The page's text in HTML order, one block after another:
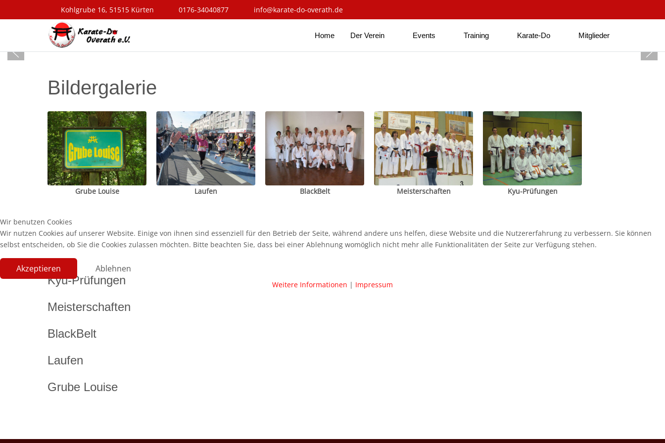
Kohlgrube 16, 51515 Kürten 0176-34040877 info@karate-do-overath.de
Home Der Verein Events Training Karate-Do Mitglieder
Bildergalerie
Grube Louise Laufen BlackBelt Meisterschaften Kyu-Prüfungen
Kyu-Prüfungen
Meisterschaften
BlackBelt
Laufen
Grube Louise
Wir benutzen Cookies
Wir nutzen Cookies auf unserer Website. Einige von ihnen sind essenziell für den Betrieb der Seite, während andere uns helfen, diese Website und die Nutzererfahrung zu verbessern. Sie können
selbst entscheiden, ob Sie die Cookies zulassen möchten. Bitte beachten Sie, dass bei einer Ablehnung womöglich nicht mehr alle Funktionalitäten der Seite zur Verfügung stehen.
Akzeptieren Ablehnen
Weitere Informationen | Impressum